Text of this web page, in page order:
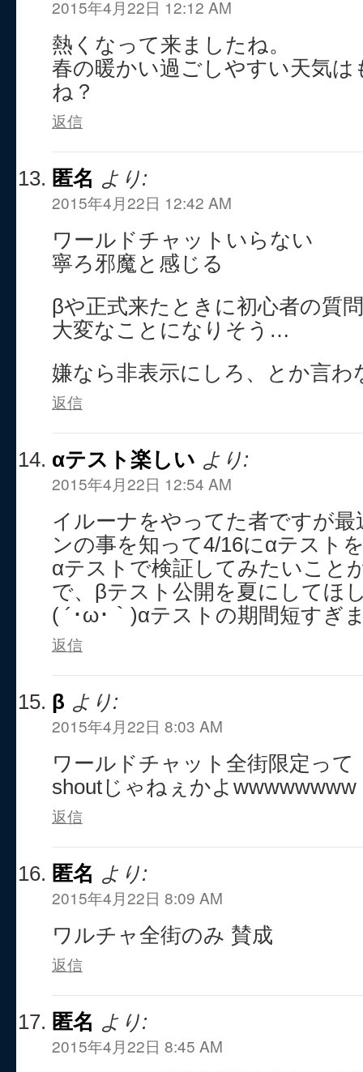
2015年4月22日 12:12 AM
熱くなって来ましたね。
春の暖かい過ごしやすい天気
ね？
返信
匿名 より:
2015年4月22日 12:42 AM
ワールドチャットいらない
寧ろ邪魔と感じる
βや正式来たときに初心者の質
大変なことになりそう…
嫌なら非表示にしろ、とか言わ
返信
αテスト楽しい より:
2015年4月22日 12:54 AM
イルーナをやってた者ですが
ンの事を知って4/16にαテスト
αテストで検証してみたいこと
で、βテスト公開を夏にしてほ
( ´･ω･｀)αテストの期間短すぎ
返信
β より:
2015年4月22日 8:03 AM
ワールドチャット全街限定って
shoutじゃねぇかよwwwwwwww
返信
匿名 より:
2015年4月22日 8:09 AM
ワルチャ全街のみ 賛成
返信
匿名 より:
2015年4月22日 8:45 AM